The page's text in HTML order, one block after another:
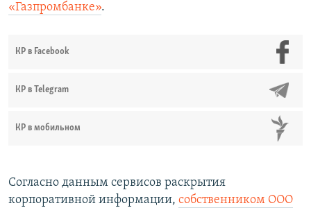
«Газпромбанке».
КР в Facebook
КР в Telegram
КР в мобильном
Согласно данным сервисов раскрытия
корпоративной информации, собственником ООО